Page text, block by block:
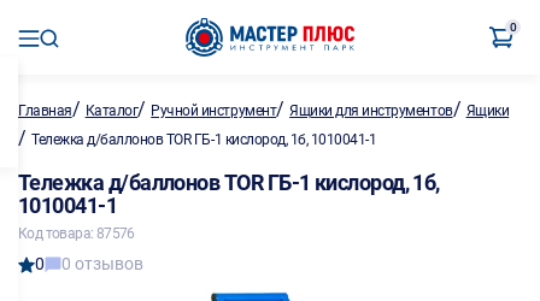
0
Главная/ Каталог/ Ручной инструмент/Ящики для инструментов/ Ящики
/ Тележка д/баллонов TOR ГБ-1 кислород, 1б, 1010041-1
Тележка д/баллонов TOR ГБ-1 кислород, 1б,
1010041-1
Код товара: 87576
0 0 отзывов